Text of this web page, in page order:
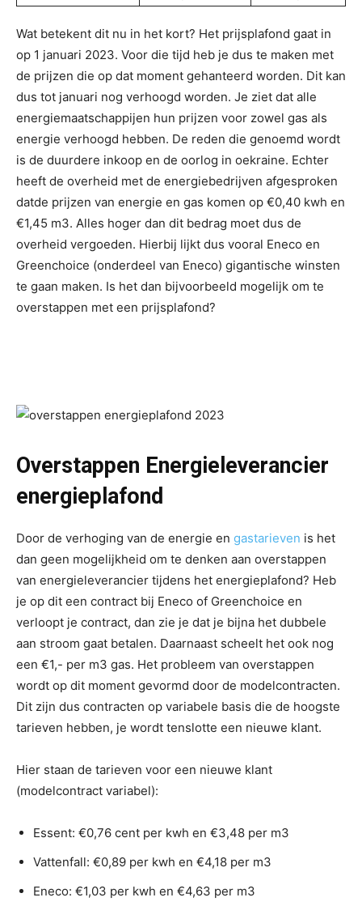
Wat betekent dit nu in het kort? Het prijsplafond gaat in
op 1 januari 2023. Voor die tijd heb je dus te maken met
de prijzen die op dat moment gehanteerd worden. Dit kan
dus tot januari nog verhoogd worden. Je ziet dat alle
energiemaatschappijen hun prijzen voor zowel gas als
energie verhoogd hebben. De reden die genoemd wordt
is de duurdere inkoop en de oorlog in oekraine. Echter
heeft de overheid met de energiebedrijven afgesproken
datde prijzen van energie en gas komen op €0,40 kwh en
€1,45 m3. Alles hoger dan dit bedrag moet dus de
overheid vergoeden. Hierbij lijkt dus vooral Eneco en
Greenchoice (onderdeel van Eneco) gigantische winsten
te gaan maken. Is het dan bijvoorbeeld mogelijk om te
overstappen met een prijsplafond?
Overstappen Energieleverancier
energieplafond
Door de verhoging van de energie en gastarieven is het
dan geen mogelijkheid om te denken aan overstappen
van energieleverancier tijdens het energieplafond? Heb
je op dit een contract bij Eneco of Greenchoice en
verloopt je contract, dan zie je dat je bijna het dubbele
aan stroom gaat betalen. Daarnaast scheelt het ook nog
een €1,- per m3 gas. Het probleem van overstappen
wordt op dit moment gevormd door de modelcontracten.
Dit zijn dus contracten op variabele basis die de hoogste
tarieven hebben, je wordt tenslotte een nieuwe klant.
Hier staan de tarieven voor een nieuwe klant
(modelcontract variabel):
Essent: €0,76 cent per kwh en €3,48 per m3
Vattenfall: €0,89 per kwh en €4,18 per m3
Eneco: €1,03 per kwh en €4,63 per m3